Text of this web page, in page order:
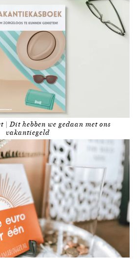
| Dit hebben we gedaan met ons
vakantiegeld